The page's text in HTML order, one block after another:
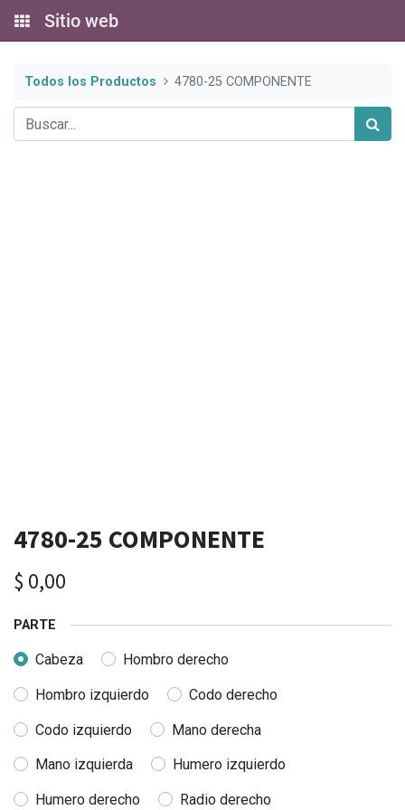
Sitio web
Todos los Productos 4780-25 COMPONENTE
4780-25 COMPONENTE
$ 0,00
PARTE
Cabeza Hombro derecho
Hombro izquierdo Codo derecho
Codo izquierdo Mano derecha
Mano izquierda Humero izquierdo
Humero derecho Radio derecho